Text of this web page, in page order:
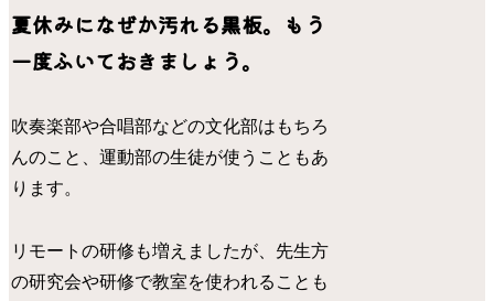
夏休みになぜか汚れる黒板。もう
一度ふいておきましょう。
吹奏楽部や合唱部などの文化部はもちろ
んのこと、運動部の生徒が使うこともあ
ります。
リモートの研修も増えましたが、先生方
の研究会や研修で教室を使われることも